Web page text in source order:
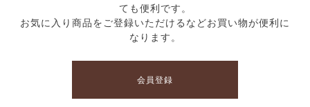
ても便利です。
お気に入り商品をご登録いただけるなどお買い物が便利に
なります。
会員登録